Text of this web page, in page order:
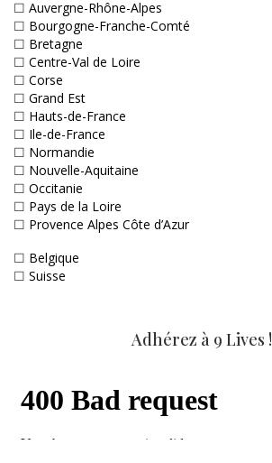
☐ Auvergne-Rhône-Alpes
☐ Bourgogne-Franche-Comté
☐ Bretagne
☐ Centre-Val de Loire
☐ Corse
☐ Grand Est
☐ Hauts-de-France
☐ Ile-de-France
☐ Normandie
☐ Nouvelle-Aquitaine
☐ Occitanie
☐ Pays de la Loire
☐ Provence Alpes Côte d’Azur
☐ Belgique
☐ Suisse
Adhérez à 9 Lives !